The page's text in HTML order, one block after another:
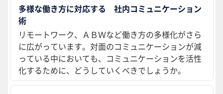
多様な働き方に対応する 社内コミュニケーション
術
リモートワーク、ＡＢＷなど働き方の多様化がさら
に広がっています。対面のコミュニケーションが減
っている中においても、コミュニケーションを活性
化するために、どうしていくべきでしょうか。